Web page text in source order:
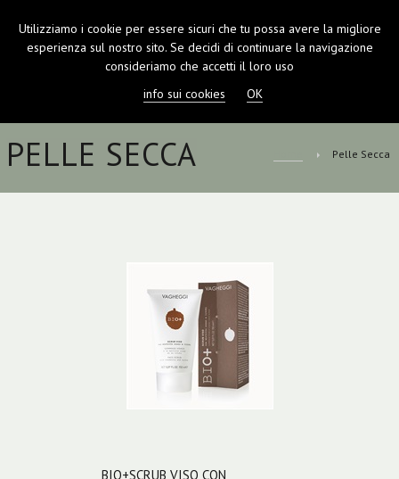
PELLE SECCA Pelle Secca
BIO+SCRUB VISO CON
Utilizziamo i cookie per essere sicuri che tu possa avere la migliore
esperienza sul nostro sito. Se decidi di continuare la navigazione
consideriamo che accetti il loro uso
info sui cookies
OK